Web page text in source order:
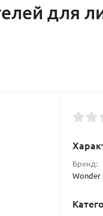
для
Бренд:
Wonder